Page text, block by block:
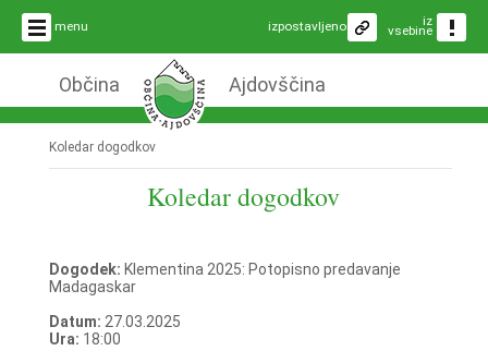
menu iz
vsebine
izpostavljeno
Občina Ajdovščina
Koledar dogodkov
Koledar dogodkov
Dogodek: Klementina 2025: Potopisno predavanje
Madagaskar
Datum: 27.03.2025
Ura: 18:00